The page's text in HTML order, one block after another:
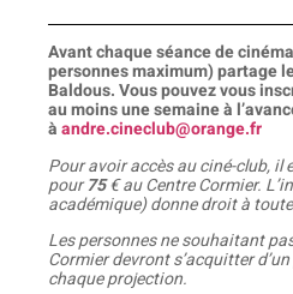
Avant chaque séance de
personnes maximum) partage
Baldous. Vous pouvez vous
au moins une semaine à
àandre.cineclub@orange.fr
Pour avoir accès au ciné-club, il
pour75€ au Centre Cormier.
académique) donne droit à
Les personnes ne souhaitant
Cormier devront s’acquitter
chaque projection.